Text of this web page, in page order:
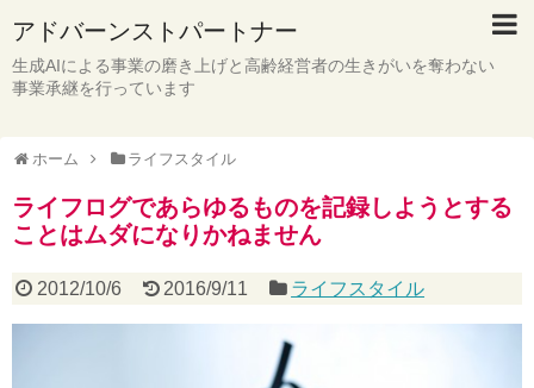
アドバーンストパートナー
生成AIによる事業の磨き上げと高齢経営者の生きがいを奪わない
事業承継を行っています
ホーム ライフスタイル
ライフログであらゆるものを記録しようとする
ことはムダになりかねません
2012/10/6 2016/9/11 ライフスタイル